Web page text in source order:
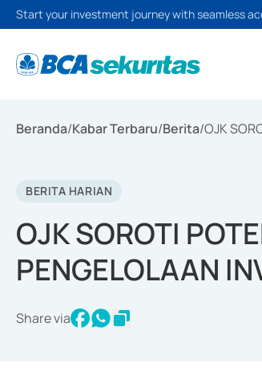
Start your investment journey with seamless
Beranda/Kabar Terbaru/Berita/OJK
BERITA HARIAN
OJK SOROTI
PENGELOLAAN
Share via